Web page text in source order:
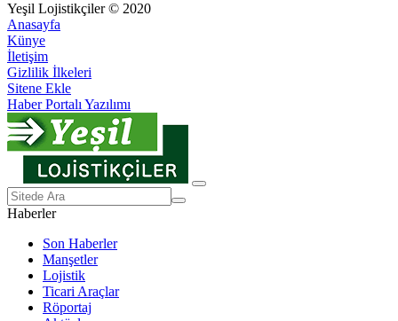
Yeşil Lojistikçiler © 2020
Anasayfa
Künye
İletişim
Gizlilik İlkeleri
Sitene Ekle
Haber Portalı Yazılımı
Haberler
Son Haberler
Manşetler
Lojistik
Ticari Araçlar
Röportaj